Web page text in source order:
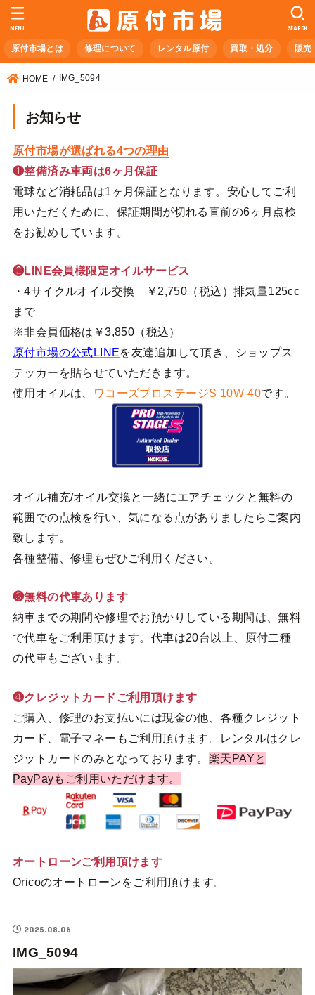
原付市場とは 修理について レンタル原付 買取・処分 販売
SEARCH
MENU
HOME IMG_5094
お知らせ
原付市場が選ばれる4つの理由
❶整備済み車両は6ヶ月保証
電球など消耗品は1ヶ月保証となります。安心してご利
用いただくために、保証期間が切れる直前の6ヶ月点検
をお勧めしています。
❷LINE会員様限定オイルサービス
・4サイクルオイル交換 ￥2,750（税込）排気量125cc
まで
※非会員価格は￥3,850（税込）
原付市場の公式LINEを友達追加して頂き、ショップス
テッカーを貼らせていただきます。
使用オイルは、
ワコーズプロステージS 10W-40です。
オイル補充/オイル交換と一緒にエアチェックと無料の
範囲での点検を行い、気になる点がありましたらご案内
致します。
各種整備、修理もぜひご利用ください。
❸無料の代車あります
納車までの期間や修理でお預かりしている期間は、無料
で代車をご利用頂けます。代車は20台以上、原付二種
の代車もございます。
❹クレジットカードご利用頂けます
ご購入、修理のお支払いには現金の他、各種クレジット
カード、電子マネーもご利用頂けます。レンタルはクレ
ジットカードのみとなっております。 楽天PAYと
PayPayもご利用いただけます。
オートローンご利用頂けます
Oricoのオートローンをご利用頂けます。
2025.08.06
IMG_5094